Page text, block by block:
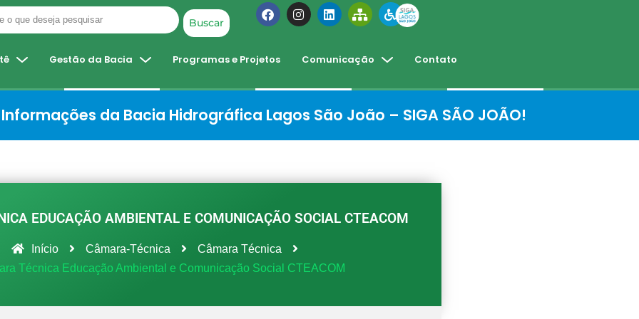
Buscar
Gestão da Bacia Programas e Projetos Comunicação Contato
da Bacia Hidrográfica Lagos São João – SIGA SÃO JOÃO!
EDUCAÇÃO AMBIENTAL E COMUNICAÇÃO SOCIAL CTEACOM
Início Câmara-Técnica
Câmara Técnica
Técnica Educação Ambiental e Comunicação Social CTEACOM